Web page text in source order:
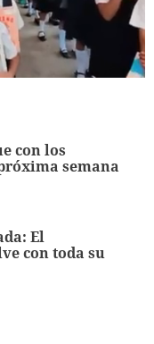
con los
semana
El
con toda su